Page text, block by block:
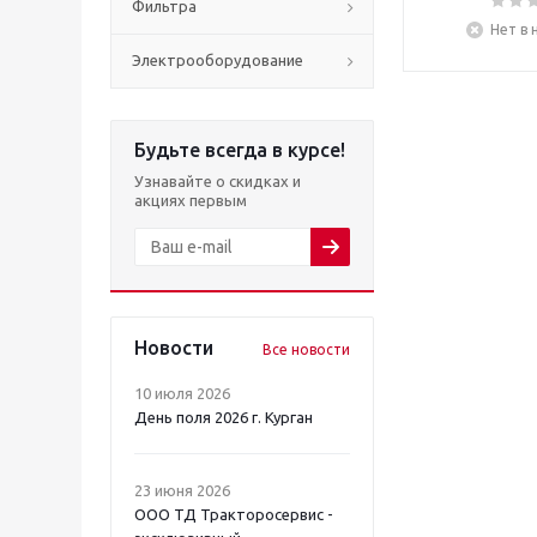
Фильтра
Электрооборудование
Будьте всегда в курсе!
Узнавайте о скидках и
акциях первым
Новости Все новости
10 июля 2026
День поля 2026 г. Курган
23 июня 2026
ООО ТД Тракторосервис -
Нет в